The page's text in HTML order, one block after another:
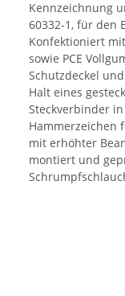
Kennzeichnung
60332-1, für den
Konfektioniert
sowie PCE
Schutzdeckel
Halt eines
Steckverbinder
Hammerzeichen
mit erhöhter
montiert und